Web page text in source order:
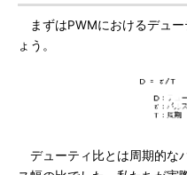
まずはPWMにおけるデュー
ょう。
デューティ比とは周期的な